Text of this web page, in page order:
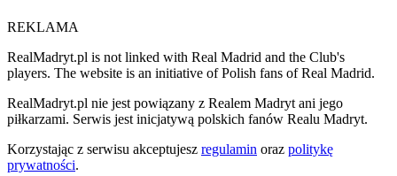
REKLAMA
RealMadryt.pl is not linked with Real Madrid and the Club's
players. The website is an initiative of Polish fans of Real Madrid.
RealMadryt.pl nie jest powiązany z Realem Madryt ani jego
piłkarzami. Serwis jest inicjatywą polskich fanów Realu Madryt.
Korzystając z serwisu akceptujesz regulamin oraz politykę
prywatności.